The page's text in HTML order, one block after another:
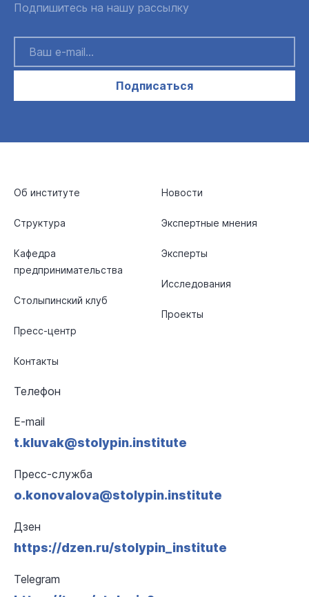
Подпишитесь на нашу рассылку
Подписаться
Об институте
Структура
Кафедра
предпринимательства
Столыпинский клуб
Пресс-центр
Контакты
Новости
Экспертные мнения
Эксперты
Исследования
Проекты
Телефон
E-mail
t.kluvak@stolypin.institute
Пресс-служба
o.konovalova@stolypin.institute
Дзен
https://dzen.ru/stolypin_institute
Telegram